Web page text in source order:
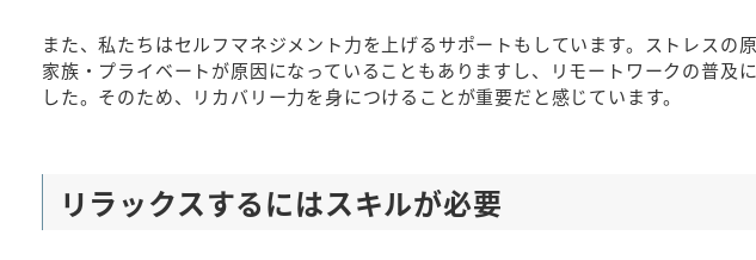
また、私たちはセルフマネジメント力を上げるサポートもしています。ストレスの
家族・プライベートが原因になっていることもありますし、リモートワークの普及
した。そのため、リカバリー力を身につけることが重要だと感じています。
リラックスするにはスキルが必要